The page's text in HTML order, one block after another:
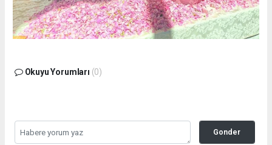
Okuyu Yorumları (0)
Gonder